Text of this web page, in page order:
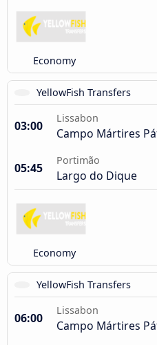
Economy
YellowFish Transfers
03:00
Lissabon
Campo Mártires
05:45
Portimão
Largo do Dique
Economy
YellowFish Transfers
06:00
Lissabon
Campo Mártires